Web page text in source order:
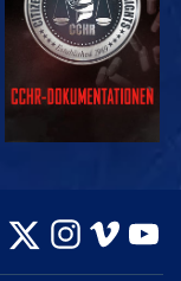
SERIE
ENTDECKEN